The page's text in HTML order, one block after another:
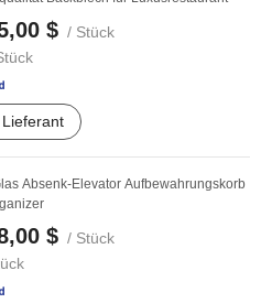
$ / Stück
Absenk-Elevator Aufbewahrungskorb
$ / Stück